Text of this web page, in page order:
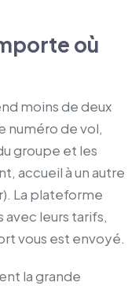
où
moins de deux
numéro de vol,
groupe et les
accueil à un autre
La plateforme
leurs tarifs,
vous est envoyé.
la grande